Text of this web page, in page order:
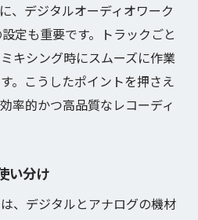
、デジタルオーディオワーク
定も重要です。トラックごと
キシング時にスムーズに作業
。こうしたポイントを押さえ
率的かつ高品質なレコーディ
い分け
、デジタルとアナログの機材